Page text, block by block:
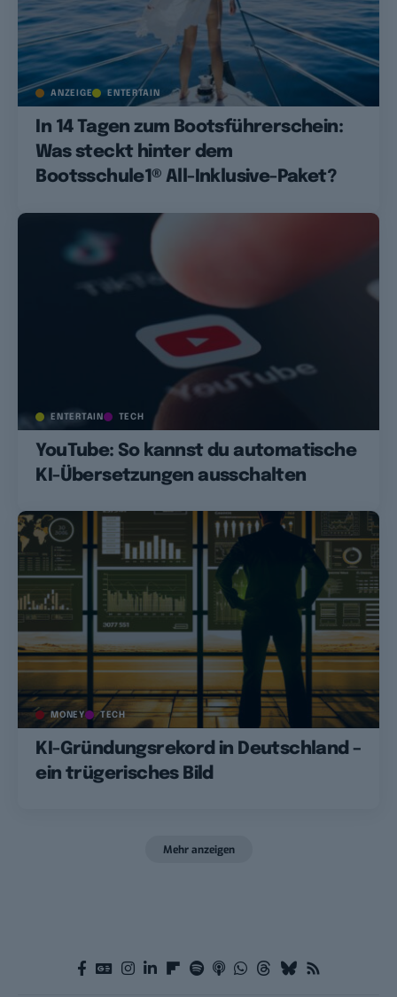
ANZEIGE ENTERTAIN
In 14 Tagen zum Bootsführerschein:
Was steckt hinter dem
Bootsschule1® All-Inklusive-Paket?
ENTERTAIN TECH
YouTube: So kannst du automatische
KI-Übersetzungen ausschalten
MONEY TECH
KI-Gründungsrekord in Deutschland –
ein trügerisches Bild
Mehr anzeigen